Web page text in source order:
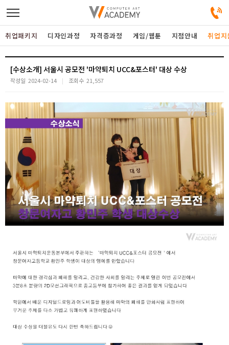
디자인정규과정
게임과정
자격증과정
커뮤니티
취업패키지
아카데미소개
취업패키지 디자인과정 자격증과정 게임/웹툰 지점안내 취업
[수상소개] 서울시 공모전 '마약퇴치 UCC&포스터' 대상 수상
작성일 2024-02-14 조회수 21,557